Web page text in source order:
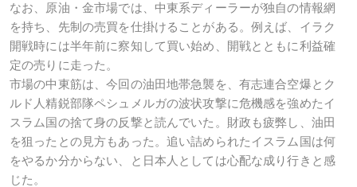
なお、原油・金市場では、中東系ディーラーが独自の情報網
を持ち、先制の売買を仕掛けることがある。例えば、イラク
開戦時には半年前に察知して買い始め、開戦とともに利益確
定の売りに走った。
市場の中東筋は、今回の油田地帯急襲を、有志連合空爆とク
ルド人精鋭部隊ペシュメルガの波状攻撃に危機感を強めたイ
スラム国の捨て身の反撃と読んでいた。財政も疲弊し、油田
を狙ったとの見方もあった。追い詰められたイスラム国は何
をやるか分からない、と日本人としては心配な成り行きと感
じた。